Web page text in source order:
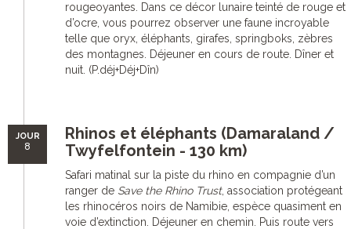
rougeoyantes. Dans ce décor lunaire teinté de rouge et
d’ocre, vous pourrez observer une faune incroyable
telle que oryx, éléphants, girafes, springboks, zèbres
des montagnes. Déjeuner en cours de route. Dîner et
nuit. (P.déj+Déj+Dîn)
JOUR
8
Rhinos et éléphants (Damaraland /
Twyfelfontein - 130 km)
Safari matinal sur la piste du rhino en compagnie d’un
ranger de Save the Rhino Trust, association protégeant
les rhinocéros noirs de Namibie, espèce quasiment en
voie d’extinction. Déjeuner en chemin. Puis route vers